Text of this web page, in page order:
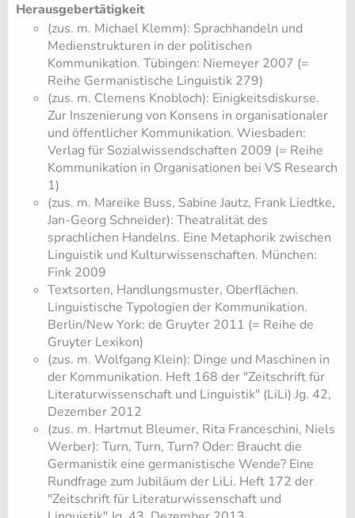
Herausgebertätigkeit
(zus. m. Michael Klemm): Sprachhandeln und
Medienstrukturen in der politischen
Kommunikation. Tübingen: Niemeyer 2007 (=
Reihe Germanistische Linguistik 279)
(zus. m. Clemens Knobloch): Einigkeitsdiskurse.
Zur Inszenierung von Konsens in organisationaler
und öffentlicher Kommunikation. Wiesbaden:
Verlag für Sozialwissendschaften 2009 (= Reihe
Kommunikation in Organisationen bei VS Research
1)
(zus. m. Mareike Buss, Sabine Jautz, Frank Liedtke,
Jan-Georg Schneider): Theatralität des
sprachlichen Handelns. Eine Metaphorik zwischen
Linguistik und Kulturwissenschaften. München:
Fink 2009
Textsorten, Handlungsmuster, Oberflächen.
Linguistische Typologien der Kommunikation.
Berlin/New York: de Gruyter 2011 (= Reihe de
Gruyter Lexikon)
(zus. m. Wolfgang Klein): Dinge und Maschinen in
der Kommunikation. Heft 168 der "Zeitschrift für
Literaturwissenschaft und Linguistik" (LiLi) Jg. 42,
Dezember 2012
(zus. m. Hartmut Bleumer, Rita Franceschini, Niels
Werber): Turn, Turn, Turn? Oder: Braucht die
Germanistik eine germanistische Wende? Eine
Rundfrage zum Jubiläum der LiLi. Heft 172 der
"Zeitschrift für Literaturwissenschaft und